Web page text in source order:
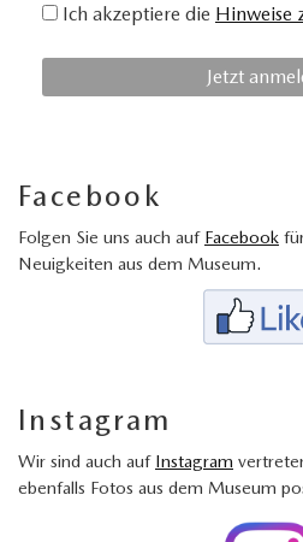
Ich akzeptiere die Hinweise
Facebook
Folgen Sie uns auch auf Facebook
Neuigkeiten aus dem Museum.
Instagram
Wir sind auch auf Instagram
ebenfalls Fotos aus dem Museum